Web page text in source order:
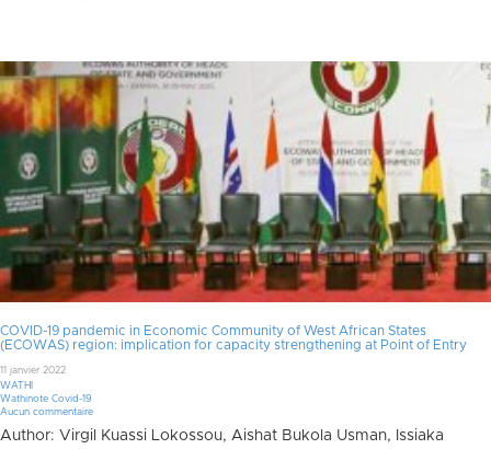
COVID-19 pandemic in Economic Community of West African States
(ECOWAS) region: implication for capacity strengthening at Point of Entry
11 janvier 2022
WATHI
Wathinote Covid-19
Aucun commentaire
Author: Virgil Kuassi Lokossou, Aishat Bukola Usman, Issiaka